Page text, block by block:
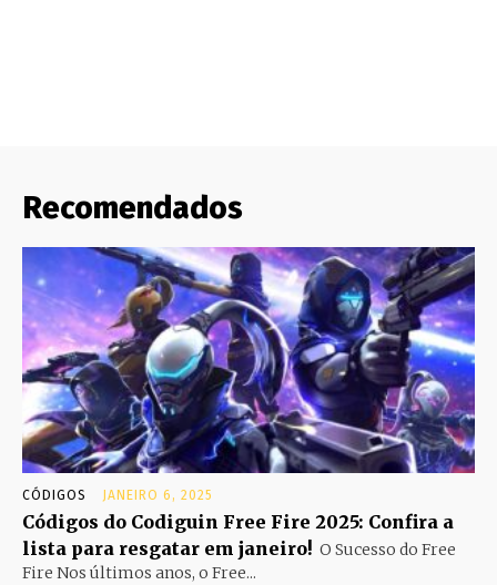
Recomendados
CÓDIGOS JANEIRO 6, 2025
Códigos do Codiguin Free Fire 2025: Confira a
lista para resgatar em janeiro! O Sucesso do Free
Fire Nos últimos anos, o Free...